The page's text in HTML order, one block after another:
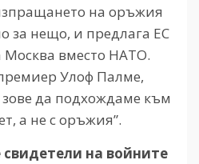
на оръжия
за нещо, и предлага ЕС
Москва вместо НАТО.
Улоф Палме,
зове да подхождаме към
а не с оръжия”.
на войните